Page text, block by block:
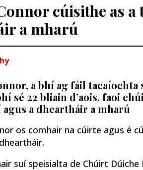
cúisithe as
a mharú
a bhí ag fáil tacaíochta
sé 22 bliain d’aois, faoi
a dheartháir a mharú
os comhair na cúirte agus é
suí speisialta de Chúirt